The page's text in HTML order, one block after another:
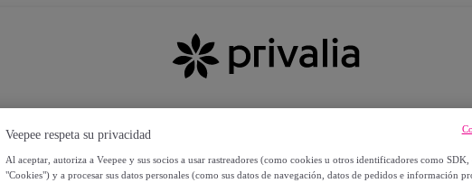
Veepee respeta su privacidad
Al aceptar, autoriza a Veepee y sus socios a usar rastreadores (como cookies u otros identificadores como SDK,
"Cookies") y a procesar sus datos personales (como sus datos de navegación, datos de pedidos e información